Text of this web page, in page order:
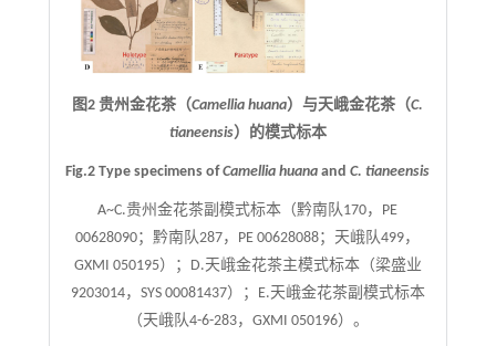
图2 贵州金花茶（Camellia huana）与天峨金花茶（C.
tianeensis）的模式标本
Fig.2 Type specimens ofCamellia huana andC. tianeensis
A~C.贵州金花茶副模式标本（黔南队170，PE
00628090；黔南队287，PE 00628088；天峨队499，
GXMI 050195）；D.天峨金花茶主模式标本（梁盛业
9203014，SYS 00081437）；E.天峨金花茶副模式标本
（天峨队4-6-283，GXMI 050196）。